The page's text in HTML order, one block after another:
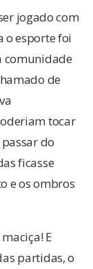
jogado com
o esporte foi
comunidade
de
tocar
do
ficasse
e os ombros
E
partidas, o